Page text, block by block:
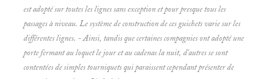
est adopté sur toutes les lignes sans exception et pour presque tous les
passages à niveau. Le système de construction de ces guichets varie sur les
différentes lignes. - Ainsi, tandis que certaines compagnies ont adopté une
porte fermant au loquet le jour et au cadenas la nuit, d'autres se sont
contentées de simples tourniquets qui paraissent cependant présenter de